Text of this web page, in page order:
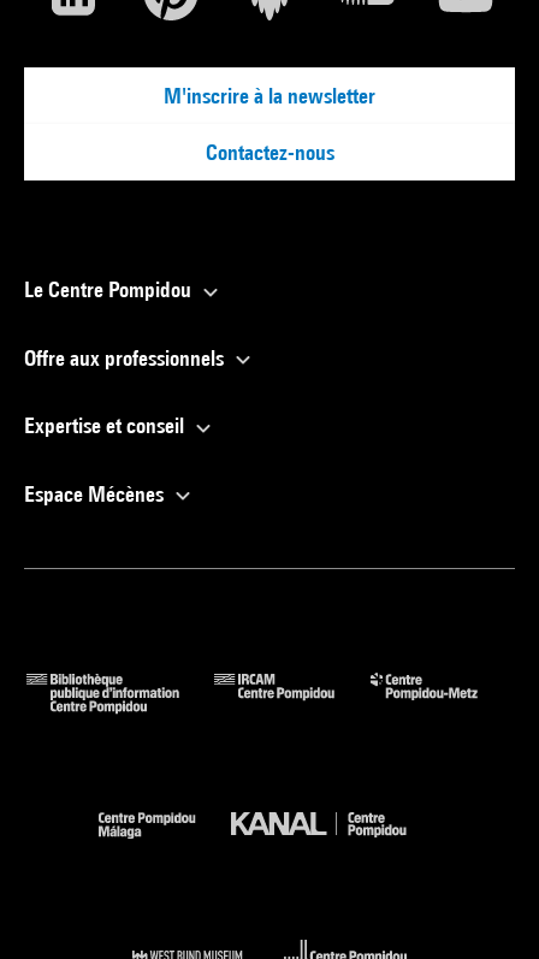
M'inscrire à la newsletter
Contactez-nous
Le Centre Pompidou
Offre aux professionnels
Expertise et conseil
Espace Mécènes